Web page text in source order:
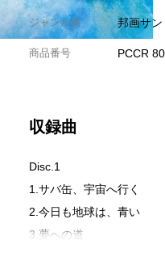
ジャンル名 邦画サン
商品番号 PCCR
収録曲
Disc.1
1.サバ缶、宇宙へ行く
2.今日も地球は、青い
3.夢への道